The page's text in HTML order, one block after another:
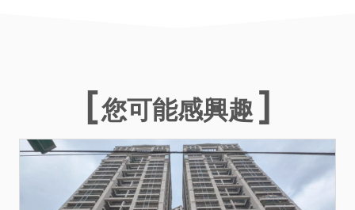
息返還已繳交之款項，當事
人均不得異議，不同意者，
請勿參與投標應買。
五、刊登於網站或其他公告
處所之公告內容如與本院公
告欄張貼之公告內容不符
您可能感興趣